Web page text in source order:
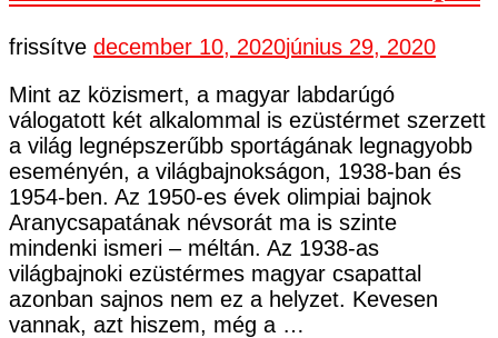
frissítve december 10, 2020június 29, 2020
Mint az közismert, a magyar labdarúgó
válogatott két alkalommal is ezüstérmet szerzett
a világ legnépszerűbb sportágának legnagyobb
eseményén, a világbajnokságon, 1938-ban és
1954-ben. Az 1950-es évek olimpiai bajnok
Aranycsapatának névsorát ma is szinte
mindenki ismeri – méltán. Az 1938-as
világbajnoki ezüstérmes magyar csapattal
azonban sajnos nem ez a helyzet. Kevesen
vannak, azt hiszem, még a …